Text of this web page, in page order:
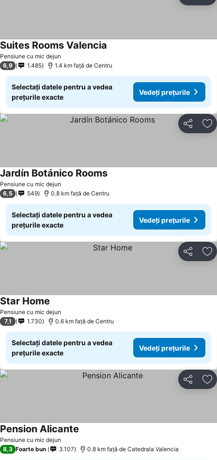
Pensiune cu mic dejun
Suites Rooms Valencia
6,9 1.485 1.4 km faţă de Centru
Selectați datele pentru a vedea
prețurile exacte
Vedeți prețurile
Distribuiți
Pensiune cu mic dejun
Jardín Botánico RoomsVedeți prețurile
6,5 549 0.8 km faţă de Centru
Selectați datele pentru a vedea
prețurile exacte
Vedeți prețurile
Distribuiți
Pensiune cu mic dejun
Star Home
7,1 1.730 0.6 km faţă de Centru
Selectați datele pentru a vedea
prețurile exacte
Vedeți prețurile
Distribuiți
Pensiune cu mic dejun
Pension Alicante
8,3 Foarte bun 3.107 0.8 km faţă de Catedrala Valencia